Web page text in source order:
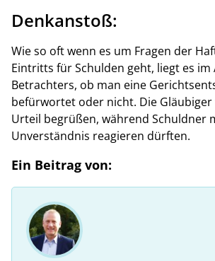
Denkanstoß:
Wie so oft wenn es um Fragen der
Eintritts für Schulden geht, liegt es im
Betrachters, ob man eine
befürwortet oder nicht. Die Gläubiger
Urteil begrüßen, während Schuldner
Unverständnis reagieren dürften.
Ein Beitrag von: